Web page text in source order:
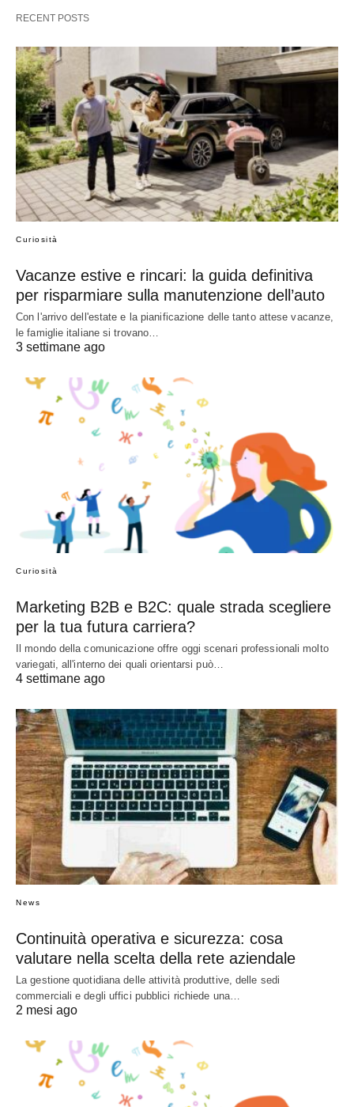
RECENT POSTS
Curiosità
Vacanze estive e rincari: la guida definitiva
per risparmiare sulla manutenzione dell’auto
Con l'arrivo dell'estate e la pianificazione delle tanto attese vacanze,
le famiglie italiane si trovano…
3 settimane ago
Curiosità
Marketing B2B e B2C: quale strada scegliere
per la tua futura carriera?
Il mondo della comunicazione offre oggi scenari professionali molto
variegati, all'interno dei quali orientarsi può…
4 settimane ago
News
Continuità operativa e sicurezza: cosa
valutare nella scelta della rete aziendale
La gestione quotidiana delle attività produttive, delle sedi
commerciali e degli uffici pubblici richiede una…
2 mesi ago